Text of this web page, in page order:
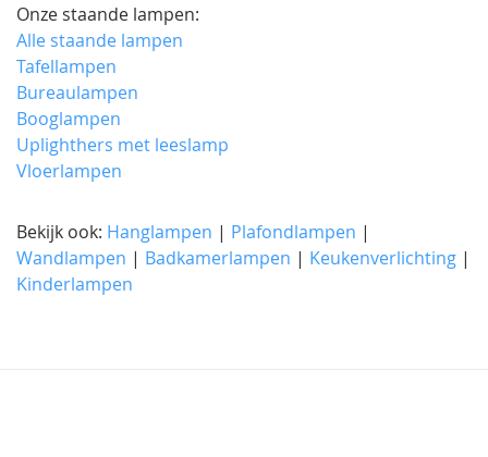
Onze staande lampen:
Alle staande lampen
Tafellampen
Bureaulampen
Booglampen
Uplighthers met leeslamp
Vloerlampen
Bekijk ook: Hanglampen | Plafondlampen |
Wandlampen | Badkamerlampen | Keukenverlichting |
Kinderlampen